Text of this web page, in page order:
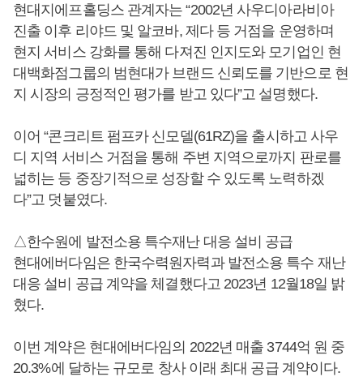
현대지에프홀딩스 관계자는 “2002년 사우디아라비아
진출 이후 리야드 및 알코바, 제다 등 거점을 운영하며
현지 서비스 강화를 통해 다져진 인지도와 모기업인 현
대백화점그룹의 범현대가 브랜드 신뢰도를 기반으로 현
지 시장의 긍정적인 평가를 받고 있다”고 설명했다.
이어 “콘크리트 펌프카 신모델(61RZ)을 출시하고 사우
디 지역 서비스 거점을 통해 주변 지역으로까지 판로를
넓히는 등 중장기적으로 성장할 수 있도록 노력하겠
다”고 덧붙였다.
△한수원에 발전소용 특수재난 대응 설비 공급
현대에버다임은 한국수력원자력과 발전소용 특수 재난
대응 설비 공급 계약을 체결했다고 2023년 12월18일 밝
혔다.
이번 계약은 현대에버다임의 2022년 매출 3744억 원 중
20.3%에 달하는 규모로 창사 이래 최대 공급 계약이다.